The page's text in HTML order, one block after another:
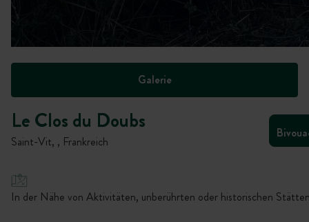
Galerie
Le Clos du Doubs
Saint-Vit, , Frankreich
In der Nähe von Aktivitäten, unberührten oder historischen